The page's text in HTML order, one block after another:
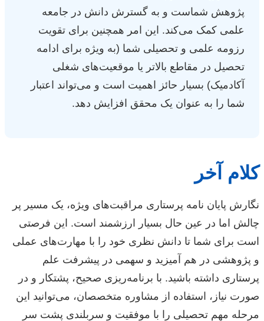
پژوهش شماست و به گسترش دانش در جامعه
علمی کمک می‌کند. این امر همچنین برای تقویت
رزومه علمی و تحصیلی شما (به ویژه برای ادامه
تحصیل در مقاطع بالاتر یا موقعیت‌های شغلی
آکادمیک) بسیار حائز اهمیت است و می‌تواند اعتبار
شما را به عنوان یک محقق افزایش دهد.
کلام آخر
نگارش پایان نامه پرستاری مراقبت‌های ویژه، یک مسیر پر
چالش اما در عین حال بسیار ارزشمند است. این فرصتی
است برای شما تا دانش نظری خود را با مهارت‌های عملی
و پژوهشی در هم آمیزید و سهمی در پیشرفت علم
پرستاری داشته باشید. با برنامه‌ریزی صحیح، پشتکار و در
صورت نیاز، استفاده از مشاوره متخصصان، می‌توانید این
مرحله مهم تحصیلی را با موفقیت و سربلندی پشت سر